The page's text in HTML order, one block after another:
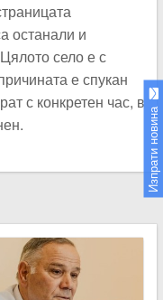
останали и
село е с
е спукан
с конкретен час, в
Изпрати новина